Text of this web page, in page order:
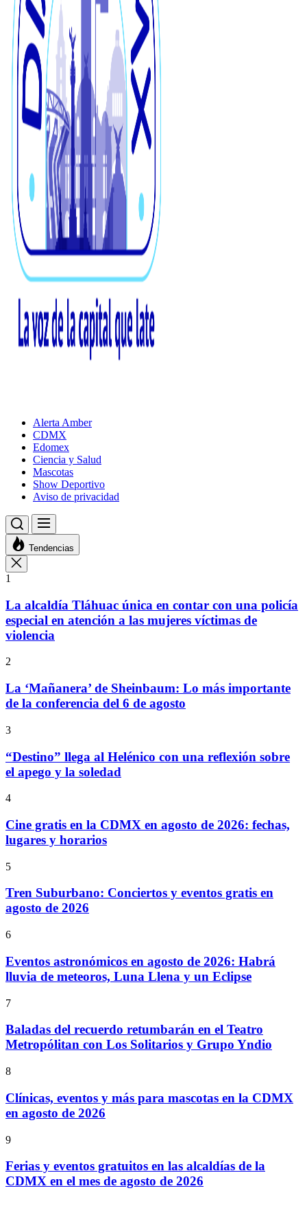
Alerta Amber
CDMX
Edomex
Ciencia y Salud
Mascotas
Show Deportivo
Aviso de privacidad
Tendencias
1
La alcaldía Tláhuac única en contar con una policía
especial en atención a las mujeres víctimas de
violencia
2
La ‘Mañanera’ de Sheinbaum: Lo más importante
de la conferencia del 6 de agosto
3
“Destino” llega al Helénico con una reflexión sobre
el apego y la soledad
4
Cine gratis en la CDMX en agosto de 2026: fechas,
lugares y horarios
5
Tren Suburbano: Conciertos y eventos gratis en
agosto de 2026
6
Eventos astronómicos en agosto de 2026: Habrá
lluvia de meteoros, Luna Llena y un Eclipse
7
Baladas del recuerdo retumbarán en el Teatro
Metropólitan con Los Solitarios y Grupo Yndio
8
Clínicas, eventos y más para mascotas en la CDMX
en agosto de 2026
9
Ferias y eventos gratuitos en las alcaldías de la
CDMX en el mes de agosto de 2026